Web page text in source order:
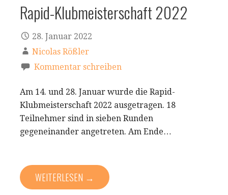
Rapid-Klubmeisterschaft 2022
28. Januar 2022
Nicolas Rößler
Kommentar schreiben
Am 14. und 28. Januar wurde die Rapid-
Klubmeisterschaft 2022 ausgetragen. 18
Teilnehmer sind in sieben Runden
gegeneinander angetreten. Am Ende…
WEITERLESEN →